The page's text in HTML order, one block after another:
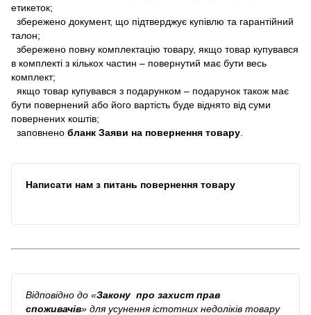
етикеток;
збережено документ, що підтверджує купівлю та гарантійний
талон;
збережено повну комплектацію товару, якщо товар купувався
в комплекті з кількох частин – повернутий має бути весь
комплект;
якщо товар купувався з подарунком – подарунок також має
бути повернений або його вартість буде віднято від суми
повернених коштів;
заповнено бланк Заяви на повернення товару
Написати нам з питань повернення товару
Відповідно до «Закону про захист прав
споживачів» для усунення істотних недоліків товару